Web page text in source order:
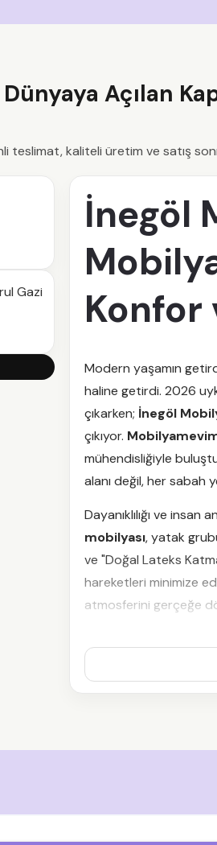
Açılan
teslimat, kaliteli üretim ve satış
Gazi
İnegöl
Konfor
Modern yaşamın
haline getirdi. 2026
çıkarken; İnegöl
çıkıyor.
mühendisliğiyle
alanı değil, her sabah
Dayanıklılığı ve
mobilyası, yatak
ve "Doğal Lateks
hareketleri minimize
atmosferini gerçeğe
Neden